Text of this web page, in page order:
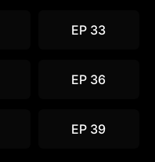
EP 33
EP 36
EP 39